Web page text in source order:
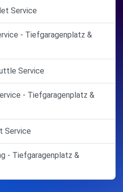
Service
- Tiefgaragenplatz &
Service
- Tiefgaragenplatz &
Service
- Tiefgaragenplatz &